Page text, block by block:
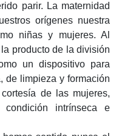
parir. La maternidad
orígenes nuestra
niñas y mujeres. Al
producto de la división
un dispositivo para
de limpieza y formación
de las mujeres,
intrínseca e